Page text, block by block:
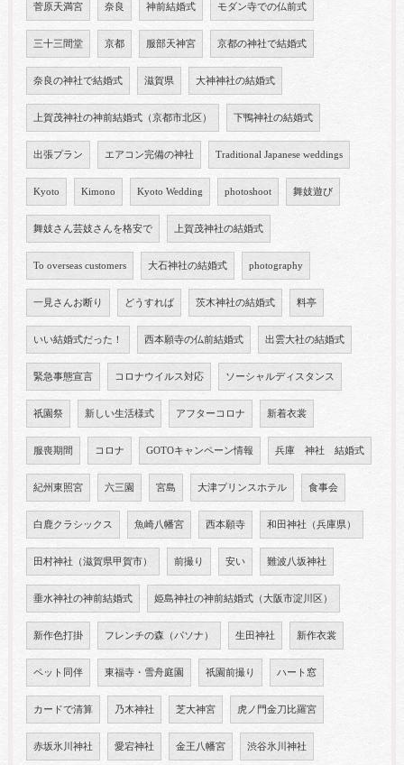
菅原天満宮 奈良 神前結婚式 モダン寺での仏前式
三十三間堂 京都 服部天神宮 京都の神社で結婚式
奈良の神社で結婚式 滋賀県 大神神社の結婚式
上賀茂神社の神前結婚式（京都市北区） 下鴨神社の結婚式
出張プラン エアコン完備の神社 Traditional Japanese weddings
Kyoto Kimono Kyoto Wedding photoshoot 舞妓遊び
舞妓さん芸妓さんを格安で 上賀茂神社の結婚式
To overseas customers 大石神社の結婚式 photography
一見さんお断り どうすれば 茨木神社の結婚式 料亭
いい結婚式だった！ 西本願寺の仏前結婚式 出雲大社の結婚式
緊急事態宣言 コロナウイルス対応 ソーシャルディスタンス
祇園祭 新しい生活様式 アフターコロナ 新着衣裳
服喪期間 コロナ GOTOキャンペーン情報 兵庫 神社 結婚式
紀州東照宮 六三園 宮島 大津プリンスホテル 食事会
白鹿クラシックス 魚崎八幡宮 西本願寺 和田神社（兵庫県）
田村神社（滋賀県甲賀市） 前撮り 安い 難波八坂神社
垂水神社の神前結婚式 姫島神社の神前結婚式（大阪市淀川区）
新作色打掛 フレンチの森（パソナ） 生田神社 新作衣裳
ペット同伴 東福寺・雪舟庭園 祇園前撮り ハート窓
カードで清算 乃木神社 芝大神宮 虎ノ門金刀比羅宮
赤坂氷川神社 愛宕神社 金王八幡宮 渋谷氷川神社